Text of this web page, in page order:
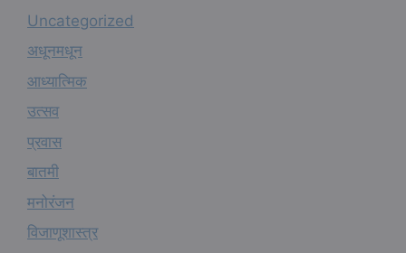
Uncategorized
अधूनमधून
आध्यात्मिक
उत्सव
प्रवास
बातमी
मनोरंजन
विजाणूशास्त्र